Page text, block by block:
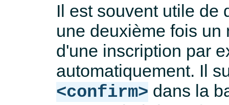
Il est souvent utile de
une deuxième fois
d'une inscription par
automatiquement. Il
<confirm> dans la